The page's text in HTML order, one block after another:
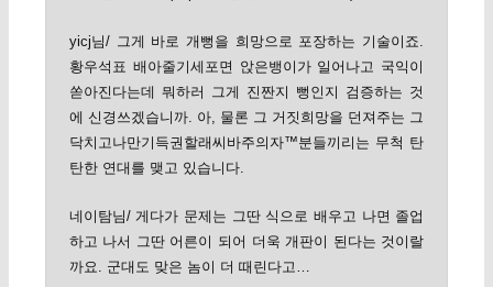
yicj님/ 그게 바로 개뻥을 희망으로 포장하는 기술이죠.
황우석표 배아줄기세포면 앉은뱅이가 일어나고 국익이
쏟아진다는데 뭐하러 그게 진짠지 뻥인지 검증하는 것
에 신경쓰겠습니까. 아, 물론 그 거짓희망을 던져주는 그
닥치고나만기득권할래씨바주의자™분들끼리는 무척 탄
탄한 연대를 맺고 있습니다.
네이탐님/ 게다가 문제는 그딴 식으로 배우고 나면 졸업
하고 나서 그딴 어른이 되어 더욱 개판이 된다는 것이랄
까요. 군대도 맞은 놈이 더 때린다고…